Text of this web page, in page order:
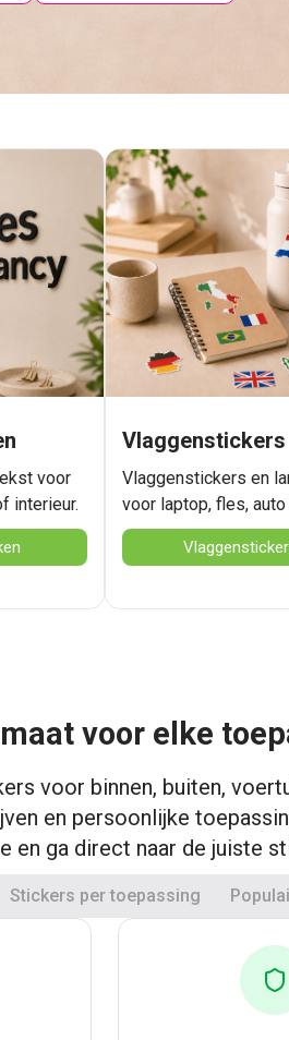
voor
interieur.
Vlaggenstickers
Vlaggenstickers en
voor laptop, fles,
voor elke
voor binnen, buiten,
en persoonlijke
en ga direct naar de juiste
Stickers per toepassing